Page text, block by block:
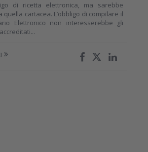
di ricetta elettronica, ma sarebbe
quella cartacea. L’obbligo di compilare il
Elettronico non interesserebbe gli